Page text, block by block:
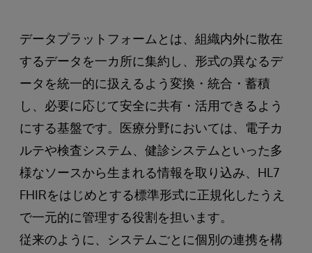
データプラットフォームとは、組織内外に散在
するデータを一カ所に集約し、形式の異なるデ
ータを統一的に扱えるよう変換・統合・蓄積
し、必要に応じて安全に共有・活用できるよう
にする基盤です。医療分野においては、電子カ
ルテや検査システム、健診システムといった多
様なソースから生まれる情報を取り込み、HL7
FHIRをはじめとする標準形式に正規化したうえ
で一元的に管理する役割を担います。
従来のように、システムごとに個別の連携を構